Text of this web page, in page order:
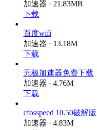
云墙加速器下载
加速器 · 21.83MB
百度wifi
加速器 · 13.18M
无极加速器免费下载
加速器 · 4.76M
cfosspeed 10.50破解